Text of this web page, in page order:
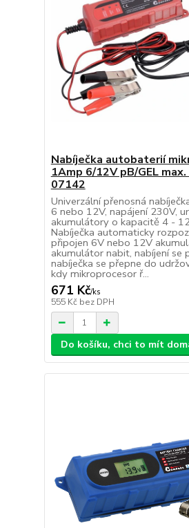
Nabíječka autobaterií
1Amp 6/12V pB/GEL
07142
Univerzální přenosná
6 nebo 12V, napájení 230V,
akumulátory o kapacitě 4 -
Nabíječka automaticky
připojen 6V nebo 12V
akumulátor nabit, nabíjení se
nabíječka se přepne do
kdy mikroprocesor ř...
671 Kč/ks
555 Kč bez DPH
Do košíku, chci to mít